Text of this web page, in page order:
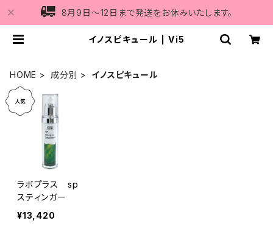
8月9日〜12日まで発送をお休みいたします。
イノスピキュール | Vi5
HOME 成分別 イノスピキュール
ラボプラス sp
スティンガー
¥13,420